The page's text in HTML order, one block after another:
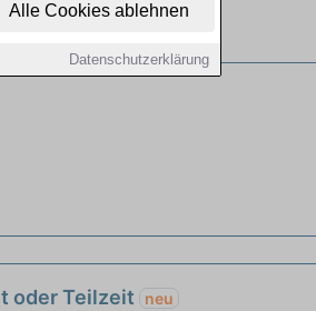
Alle Cookies ablehnen
Datenschutzerklärung
oder Teilzeit neu